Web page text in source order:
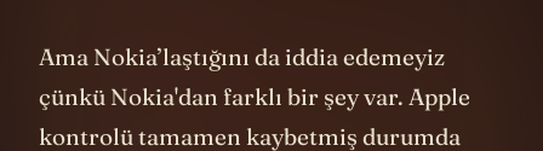
Ama Nokia’laştığını da iddia edemeyiz
çünkü Nokia'dan farklı bir şey var. Apple